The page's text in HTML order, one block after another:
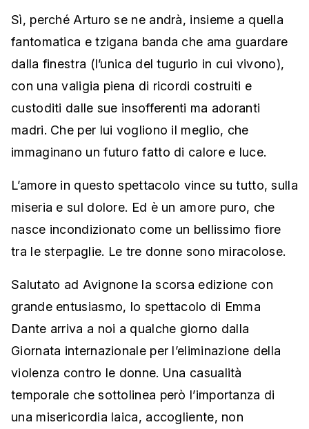
Sì, perché Arturo se ne andrà, insieme a quella
fantomatica e tzigana banda che ama guardare
dalla finestra (l’unica del tugurio in cui vivono),
con una valigia piena di ricordi costruiti e
custoditi dalle sue insofferenti ma adoranti
madri. Che per lui vogliono il meglio, che
immaginano un futuro fatto di calore e luce.
L’amore in questo spettacolo vince su tutto, sulla
miseria e sul dolore. Ed è un amore puro, che
nasce incondizionato come un bellissimo fiore
tra le sterpaglie. Le tre donne sono miracolose.
Salutato ad Avignone la scorsa edizione con
grande entusiasmo, lo spettacolo di Emma
Dante arriva a noi a qualche giorno dalla
Giornata internazionale per l’eliminazione della
violenza contro le donne. Una casualità
temporale che sottolinea però l’importanza di
una misericordia laica, accogliente, non